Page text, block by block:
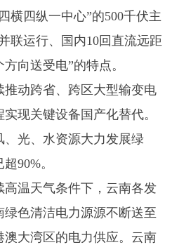
横四纵一中心”的500千伏主
联运行、国内10回直流远距
向送受电”的特点。
动跨省、跨区大型输变电
现关键设备国产化替代。
、光、水资源大力发展绿
90%。
温天气条件下，云南各发
色清洁电力源源不断送至
大湾区的电力供应。云南